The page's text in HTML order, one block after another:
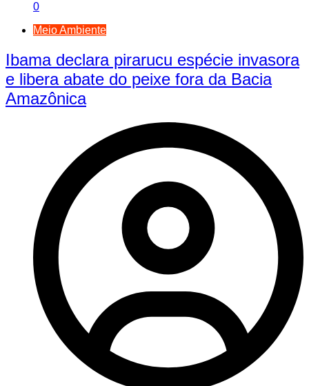
0
Meio Ambiente
Ibama declara pirarucu espécie invasora
e libera abate do peixe fora da Bacia
Amazônica